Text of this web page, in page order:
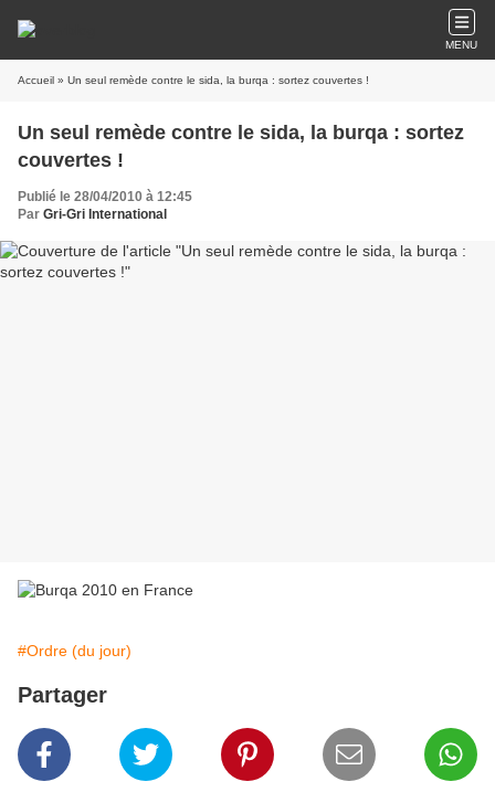
MENU
Accueil » Un seul remède contre le sida, la burqa : sortez couvertes !
Un seul remède contre le sida, la burqa : sortez
couvertes !
Publié le 28/04/2010 à 12:45
Par Gri-Gri International
#Ordre (du jour)
Partager